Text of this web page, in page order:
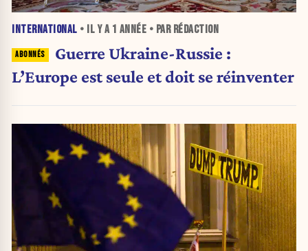
INTERNATIONAL • IL Y A 1 ANNÉE • PAR RÉDACTION
Guerre Ukraine-Russie :
L’Europe est seule et doit se réinventer